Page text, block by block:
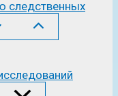
следственных